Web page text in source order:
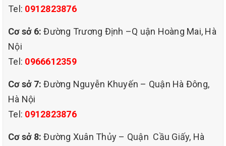
Tel: 0912823876
Cơ sở 6: Đường Trương Định –Q uận Hoàng Mai, Hà
Nội
Tel: 0966612359
Cơ sở 7:Đường Nguyễn Khuyến – Quận Hà Đông,
Hà Nội
Tel: 0912823876
Cơ sở 8:Đường Xuân Thủy – Quận Cầu Giấy, Hà